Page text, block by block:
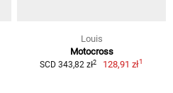
Louis
Motocross
SCD 343,82 zł2 128,91 zł1